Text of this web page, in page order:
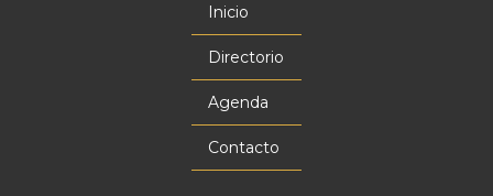
Inicio
Directorio
Agenda
Contacto